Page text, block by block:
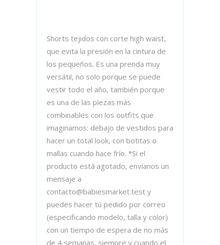
Shorts tejidos con corte high waist,
que evita la presión en la cintura de
los pequeños. Es una prenda muy
versátil, no solo porque se puede
vestir todo el año, también porque
es una de las piezas más
combinables con los outfits que
imaginamos: debajo de vestidos para
hacer un total look, con botitas o
mallas cuando hace frío. *Si el
producto está agotado, envíanos un
mensaje a
contacto@babiesmarket.test y
puedes hacer tú pedido por correo
(especificando modelo, talla y color)
con un tiempo de espera de no más
de 4 semanas, siempre y cuando el